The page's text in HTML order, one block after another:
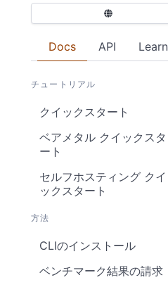
Docs API Learn
チュートリアル
クイックスタート
ベアメタル クイックスタ
ート
セルフホスティング クイ
ックスタート
方法
CLIのインストール
ベンチマーク結果の請求